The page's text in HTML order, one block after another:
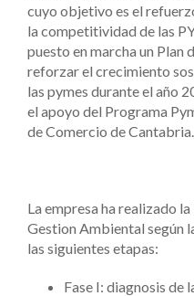
cuyo objetivo es el
la competitividad de las
puesto en marcha un Plan
reforzar el crecimiento
las pymes durante el año
el apoyo del Programa
de Comercio de
La empresa ha realizado
Gestion Ambiental según
las siguientes etapas:
Fase I: diagnosis de